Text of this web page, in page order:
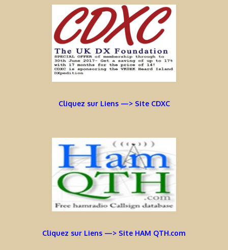
Cliquez sur Liens —> Site CDXC
Cliquez sur Liens —> Site HAM QTH.com